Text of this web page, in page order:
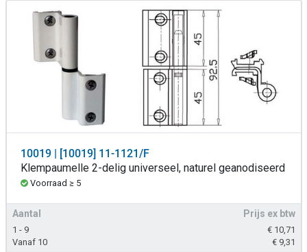
10019 | [10019] 11-1121/F
Klempaumelle 2-delig universeel, naturel geanodiseerd
Voorraad ≥ 5
Aantal Prijs ex btw
1 - 9 € 10,71
Vanaf 10
€ 9,31